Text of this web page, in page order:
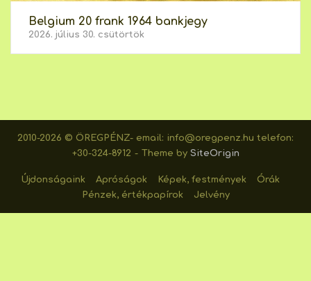
Belgium 20 frank 1964 bankjegy
2026. július 30. csütörtök
2010-2026 © ÖREGPÉNZ- email: info@oregpenz.hu telefon:
+30-324-8912
Theme by SiteOrigin
Újdonságaink Apróságok Képek, festmények
Órák
Pénzek, értékpapírok
Jelvény